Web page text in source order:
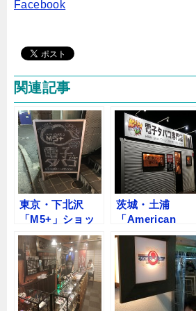
Facebook
関連記事
東京・下北沢
「M5+」ショッ
プレビュー
茨城・土浦
「American
Vape」ショップ
レビュー